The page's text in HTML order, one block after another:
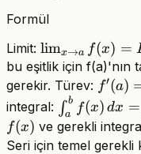
Formül
Limit: \lim_{x\to
a}f(x)=L
limx→a f(x) =
bu eşitlik için f(a)'nın
gerekir. Türev: f′(a)
integral: \int_a^b
F(a)
∫a
b
f(x) dx =
f(x) ve gerekli
Seri için temel gerekli